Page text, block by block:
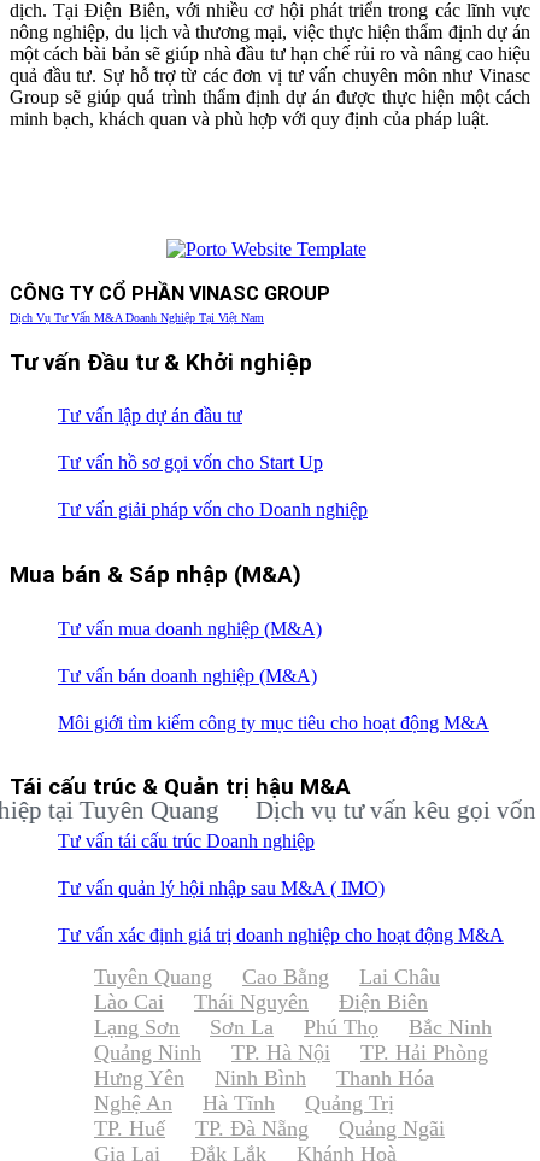
dịch. Tại Điện Biên, với nhiều cơ hội phát triển trong các lĩnh vực
nông nghiệp, du lịch và thương mại, việc thực hiện thẩm định dự án
một cách bài bản sẽ giúp nhà đầu tư hạn chế rủi ro và nâng cao hiệu
quả đầu tư. Sự hỗ trợ từ các đơn vị tư vấn chuyên môn như Vinasc
Group sẽ giúp quá trình thẩm định dự án được thực hiện một cách
minh bạch, khách quan và phù hợp với quy định của pháp luật.
CÔNG TY CỔ PHẦN VINASC GROUP
Dịch Vụ Tư Vấn M&A Doanh Nghiệp Tại Việt Nam
Tư vấn Đầu tư & Khởi nghiệp
Tư vấn lập dự án đầu tư
Tư vấn hồ sơ gọi vốn cho Start Up
Tư vấn giải pháp vốn cho Doanh nghiệp
Mua bán & Sáp nhập (M&A)
Tư vấn mua doanh nghiệp (M&A)
Tư vấn bán doanh nghiệp (M&A)
Môi giới tìm kiếm công ty mục tiêu cho hoạt động M&A
Tái cấu trúc & Quản trị hậu M&A
Tư vấn tái cấu trúc Doanh nghiệp
Tư vấn quản lý hội nhập sau M&A ( IMO)
Tư vấn xác định giá trị doanh nghiệp cho hoạt động M&A
Tuyên Quang Dịch vụ tư vấn kêu gọi vốn đầu
Tuyên Quang Cao Bằng
Lai Châu
Lào Cai
Thái Nguyên
Điện Biên
Lạng Sơn
Sơn La Phú Thọ
Bắc Ninh
Quảng Ninh
TP. Hà Nội
TP. Hải Phòng
Hưng Yên
Ninh Bình
Thanh Hóa
Nghệ An
Hà Tĩnh
Quảng Trị
TP. Huế
TP. Đà Nẵng
Quảng Ngãi
Gia Lai
Đắk Lắk Khánh Hoà